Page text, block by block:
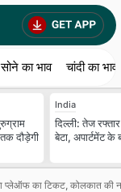
सोने का भाव चांदी का भाव
दौड़ेगी
India
दिल्ली: तेज
बेटा, अपार्टमेंट के
प्लेऑफ का टिकट, कोलकात की